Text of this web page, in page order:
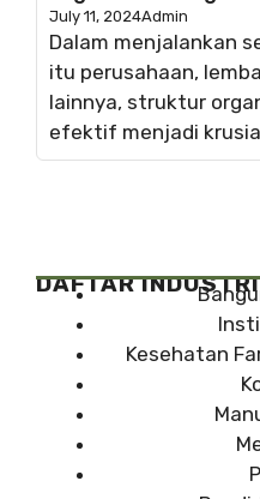
July 11, 2024Admin
Dalam menjalankan
itu perusahaan,
lainnya, struktur
efektif menjadi
DAFTAR INDUSTRI
Kesehatan